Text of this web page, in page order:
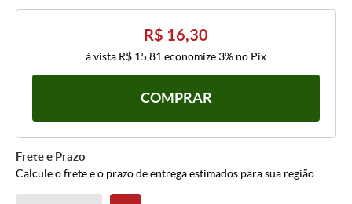
R$ 16,30
à vista R$ 15,81 economize 3% no Pix
COMPRAR
Frete e Prazo
Calcule o frete e o prazo de entrega estimados para sua região: